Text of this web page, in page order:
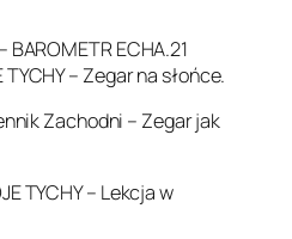
BAROMETR ECHA.21
– Zegar na słońce.
Zachodni – Zegar jak
TYCHY – Lekcja w